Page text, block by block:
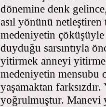
dönemine denk
asıl yönünü
medeniyetin çöküşüyle
duyduğu sarsıntıyla
yitirmek anneyi
medeniyetin mensubu
yaşamaktan
yoğrulmuştur.